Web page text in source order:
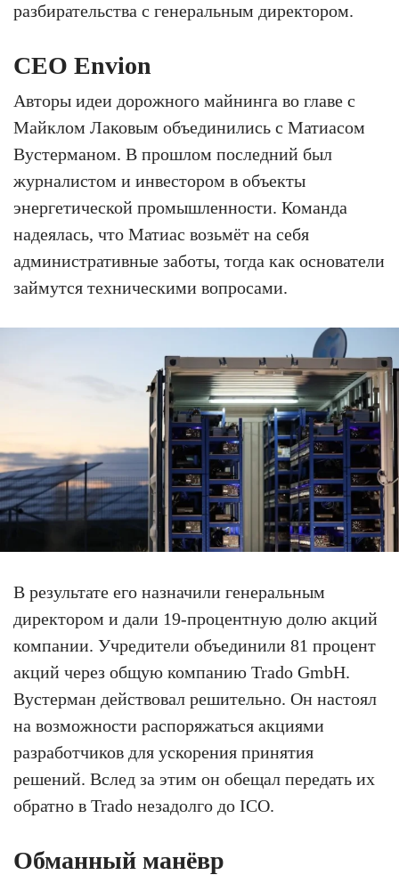
разбирательства с генеральным директором.
CEO Envion
Авторы идеи дорожного майнинга во главе с
Майклом Лаковым объединились с Матиасом
Вустерманом. В прошлом последний был
журналистом и инвестором в объекты
энергетической промышленности. Команда
надеялась, что Матиас возьмёт на себя
административные заботы, тогда как основатели
займутся техническими вопросами.
В результате его назначили генеральным
директором и дали 19-процентную долю акций
компании. Учредители объединили 81 процент
акций через общую компанию Trado GmbH.
Вустерман действовал решительно. Он настоял
на возможности распоряжаться акциями
разработчиков для ускорения принятия
решений. Вслед за этим он обещал передать их
обратно в Trado незадолго до ICO.
Обманный манёвр